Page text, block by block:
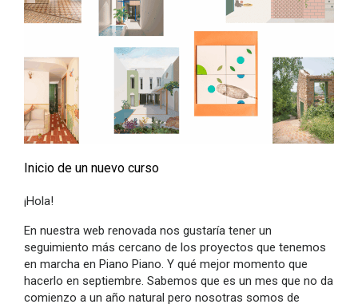
Inicio de un nuevo curso
¡Hola!
En nuestra web renovada nos gustaría tener un
seguimiento más cercano de los proyectos que tenemos
en marcha en Piano Piano. Y qué mejor momento que
hacerlo en septiembre. Sabemos que es un mes que no da
comienzo a un año natural pero nosotras somos de